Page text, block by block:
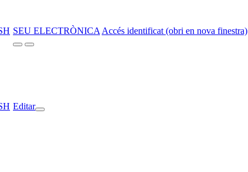
SEU ELECTRÒNICA Accés identificat (obri en nova finestra)
Editar